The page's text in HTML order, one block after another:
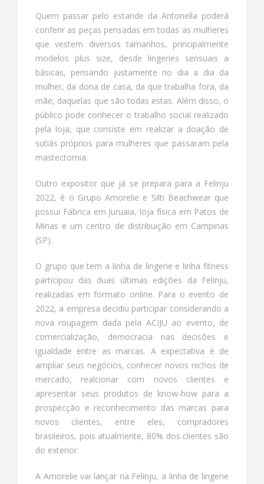
Quem passar pelo estande da Antonella poderá
conferir as peças pensadas em todas as mulheres
que vestem diversos tamanhos, principalmente
modelos plus size, desde lingeries sensuais a
básicas, pensando justamente no dia a dia da
mulher, da dona de casa, da que trabalha fora, da
mãe, daquelas que são todas estas. Além disso, o
público pode conhecer o trabalho social realizado
pela loja, que consiste em realizar a doação de
sutiãs próprios para mulheres que passaram pela
mastectomia.
Outro expositor que já se prepara para a Felinju
2022, é o Grupo Amorelie e Silti Beachwear que
possui Fábrica em Juruaia, loja física em Patos de
Minas e um centro de distribuição em Campinas
(SP).
O grupo que tem a linha de lingerie e linha fitness
participou das duas últimas edições da Felinju,
realizadas em formato online. Para o evento de
2022, a empresa decidiu participar considerando a
nova roupagem dada pela ACIJU ao evento, de
comercialização, democracia nas decisões e
igualdade entre as marcas. A expectativa é de
ampliar seus negócios, conhecer novos nichos de
mercado, realcionar com novos clientes e
apresentar seus produtos de know-how para a
prospecção e reconhecimento das marcas para
novos clientes, entre eles, compradores
brasileiros, pois atualmente, 80% dos clientes são
do exterior.
A Amorelie vai lançar na Felinju, a linha de lingerie